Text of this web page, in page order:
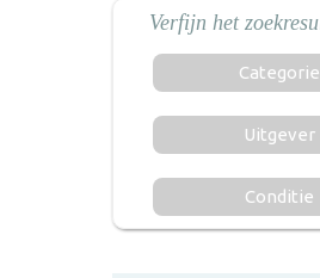
Categorie
Uitgever
Conditie